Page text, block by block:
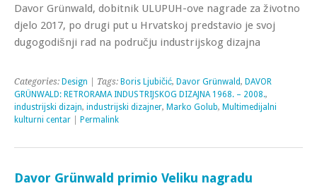
Davor Grünwald, dobitnik ULUPUH-ove nagrade za životno
djelo 2017, po drugi put u Hrvatskoj predstavio je svoj
dugogodišnji rad na području industrijskog dizajna
Categories: Design | Tags: Boris Ljubičić, Davor Grünwald, DAVOR
GRÜNWALD: RETRORAMA INDUSTRIJSKOG DIZAJNA 1968. – 2008.,
industrijski dizajn, industrijski dizajner, Marko Golub, Multimedijalni
kulturni centar
Permalink
Davor Grünwald primio Veliku nagradu